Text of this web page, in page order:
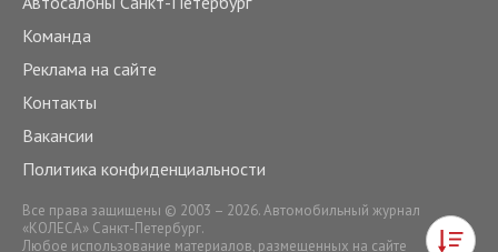
Команда
Реклама на сайте
Контакты
Вакансии
Политика конфиденциальности
Все права защищены © 2003 – 2026. Автомобильный журнал
«КОЛЕСА» Санкт-Петербург.
Любое использование материалов, размещенных на сайте